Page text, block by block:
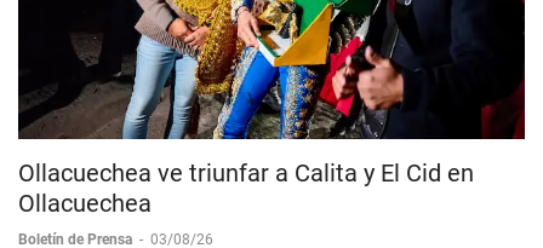
Ollacuechea ve triunfar a Calita y El Cid en
Ollacuechea
Boletín de Prensa -